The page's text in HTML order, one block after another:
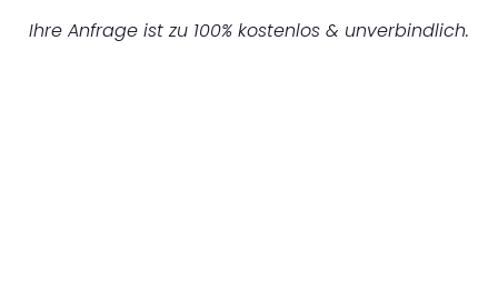
Ihre Anfrage ist zu 100% kostenlos & unverbindlich.